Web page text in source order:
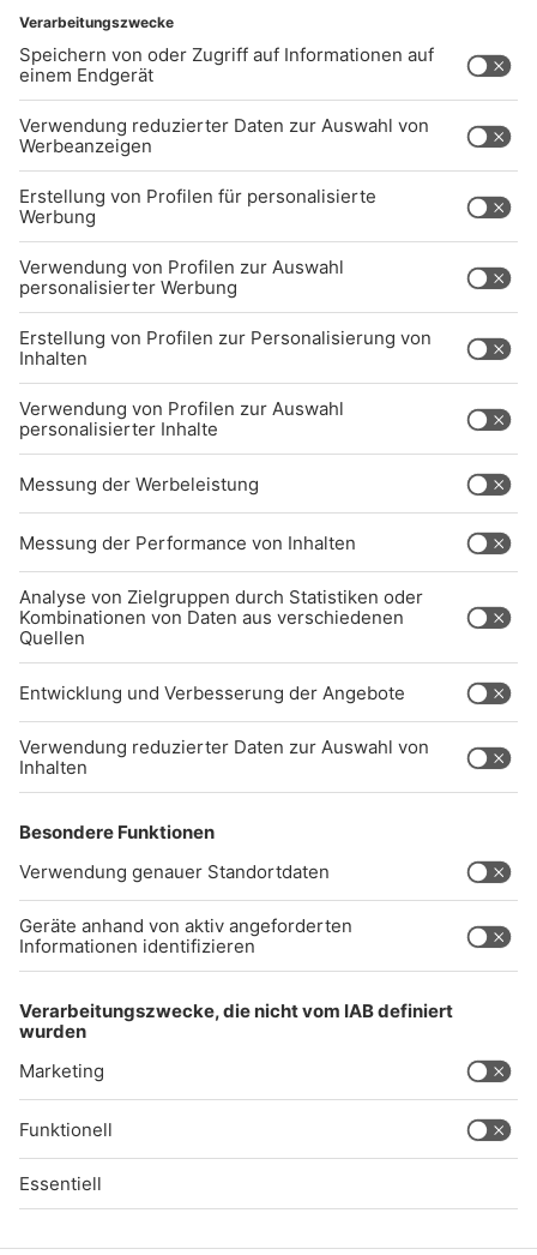
UNTERNEHMEN
Kontakt
Jobs
Sendeempfang
Über uns
BARRIEREFREIHEIT: WIR ARBEITEN DERZEIT
AKTIV DARAN, UNSERE WEBSITE
BARRIEREFREI ZU GESTALTEN - GEMÄSS D
EN ANFORDERUNGEN DES B
ARRIEREFREIHEITSSTÄRKUNGSGESETZES. W
ENN SIE AUF BARRIEREN STOSSEN ODER UN
NTAKTIEREN SIE UNS GERNE.
Studio-Hotline
(089) 38 38 38 38
info@radiogong.de
Impressum
Audiothek
Unexpected Application Error!
crypto.randomUUID is not a function
at https://chat-embed.branchly.io/assets/